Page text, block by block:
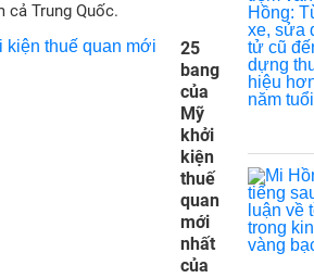
cả Trung Quốc.
25
bang
của
Mỹ
khởi
kiện
thuế
quan
mới
nhất
của